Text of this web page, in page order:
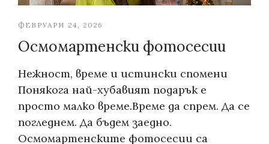
ФЕВРУАРИ 24, 2026
Осмомартенски фотосесии
Нежност, време и истински спомени
Понякога най-хубавият подарък е
просто малко време.Време да спрем. Да се
погледнем. Да бъдем заедно.
Осмомартенските фотосесии са